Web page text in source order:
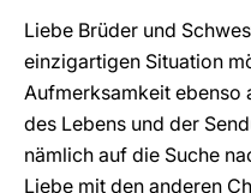
Liebe Brüder und
einzigartigen Situation
Aufmerksamkeit ebenso
des Lebens und der
nämlich auf die Suche
Liebe mit den anderen